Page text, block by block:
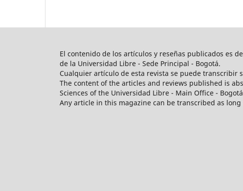
El contenido de los artículos y reseñas publicados es
de la Universidad Libre - Sede Principal - Bogotá.
Cualquier artículo de esta revista se puede transcribir
The content of the articles and reviews published is
Sciences of the Universidad Libre - Main Office -
Any article in this magazine can be transcribed as